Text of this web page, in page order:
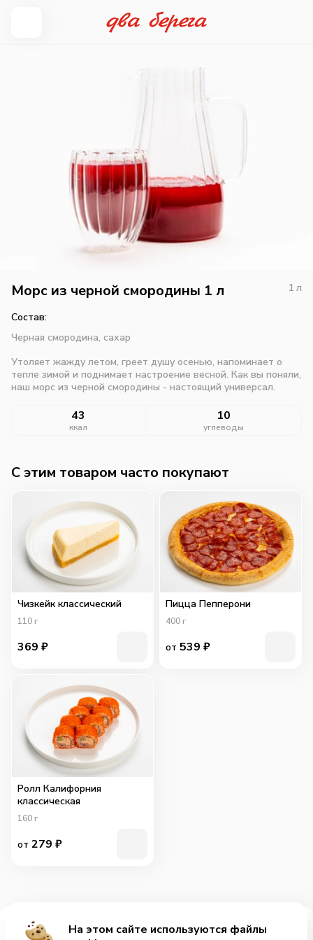
Морс из черной смородины 1 л 1 л
Состав:
Черная смородина, сахар
Утоляет жажду летом, греет душу осенью, напоминает о
тепле зимой и поднимает настроение весной. Как вы поняли,
наш морс из черной смородины - настоящий универсал.
43
ккал
10
углеводы
Добавить за 299₽
C этим товаром часто покупают
Чизкейк классический
110 г
369 ₽
Пицца Пепперони
400 г
от 539 ₽
Ролл Калифорния
классическая
160 г
от 279 ₽
На этом сайте используются файлы